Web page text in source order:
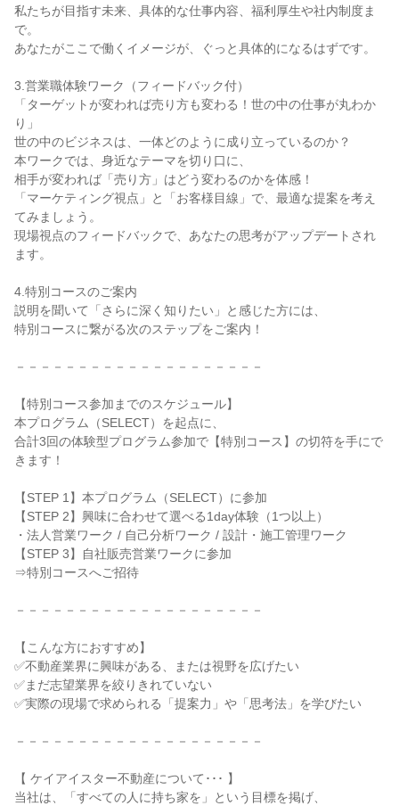
私たちが目指す未来、具体的な仕事内容、福利厚生や社内制度ま
で。
あなたがここで働くイメージが、ぐっと具体的になるはずです。
3.営業職体験ワーク（フィードバック付）
「ターゲットが変われば売り方も変わる！世の中の仕事が丸わか
り」
世の中のビジネスは、一体どのように成り立っているのか？
本ワークでは、身近なテーマを切り口に、
相手が変われば「売り方」はどう変わるのかを体感！
「マーケティング視点」と「お客様目線」で、最適な提案を考え
てみましょう。
現場視点のフィードバックで、あなたの思考がアップデートされ
ます。
4.特別コースのご案内
説明を聞いて「さらに深く知りたい」と感じた方には、
特別コースに繋がる次のステップをご案内！
－－－－－－－－－－－－－－－－－－－－
【特別コース参加までのスケジュール】
本プログラム（SELECT）を起点に、
合計3回の体験型プログラム参加で【特別コース】の切符を手にで
きます！
【STEP 1】本プログラム（SELECT）に参加
【STEP 2】興味に合わせて選べる1day体験（1つ以上）
・法人営業ワーク / 自己分析ワーク / 設計・施工管理ワーク
【STEP 3】自社販売営業ワークに参加
⇒特別コースへご招待
－－－－－－－－－－－－－－－－－－－－
【こんな方におすすめ】
✅不動産業界に興味がある、または視野を広げたい
✅まだ志望業界を絞りきれていない
✅実際の現場で求められる「提案力」や「思考法」を学びたい
－－－－－－－－－－－－－－－－－－－－
【 ケイアイスター不動産について･･･ 】
当社は、「すべての人に持ち家を」という目標を掲げ、